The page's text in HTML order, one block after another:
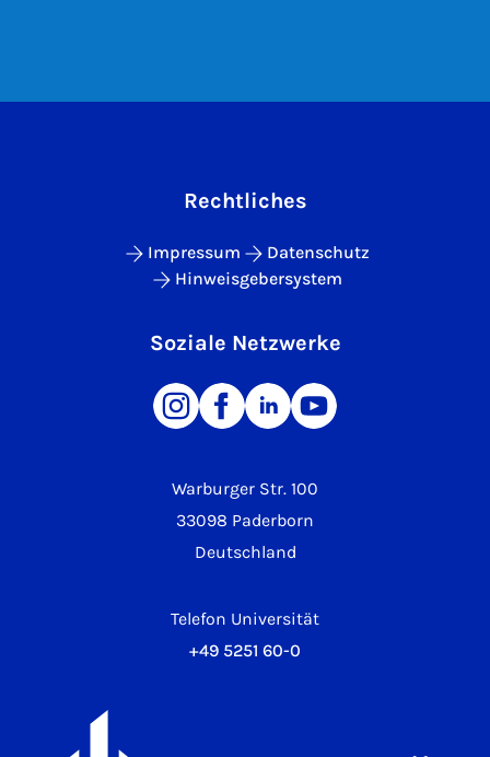
Warburger Str. 100
33098 Paderborn
Deutschland
Telefon Universität
+49 5251 60-0
Rechtliches
Impressum
Datenschutz
Hinweisgebersystem
Soziale Netzwerke